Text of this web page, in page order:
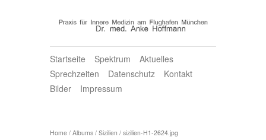
Startseite Spektrum
Aktuelles
Sprechzeiten
Datenschutz
Kontakt
Bilder
Impressum
Home / Albums / Sizilien / sizilien-H1-2624.jpg